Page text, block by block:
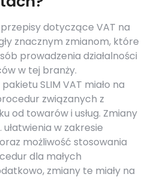
dotyczące VAT na
znacznym zmianom, które
prowadzenia działalności
w tej branży.
SLIM VAT miało na
związanych z
od towarów i usług. Zmiany
w zakresie
możliwość stosowania
dla małych
zmiany te miały na